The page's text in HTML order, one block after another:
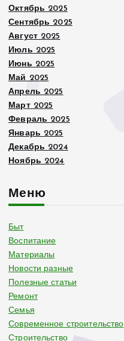
Октябрь 2025
Сентябрь 2025
Август 2025
Июль 2025
Июнь 2025
Май 2025
Апрель 2025
Март 2025
Февраль 2025
Январь 2025
Декабрь 2024
Ноябрь 2024
Меню
Быт
Воспитание
Материалы
Новости разные
Полезные статьи
Ремонт
Семья
Современное строительство
Строительство